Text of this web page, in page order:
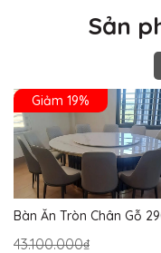
Sản
Giảm 19%
Bàn Ăn Tròn Chân Gỗ
43.100.000₫